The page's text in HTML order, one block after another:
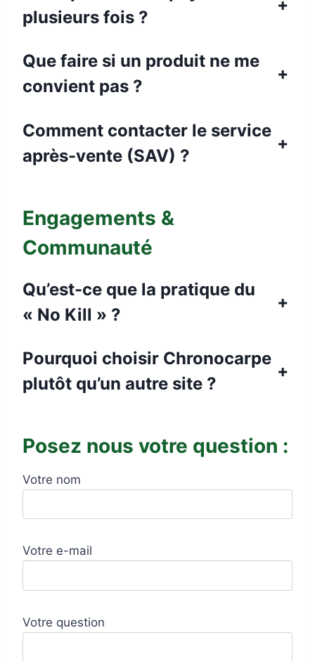
plusieurs fois ?
+
Que faire si un produit ne me
convient pas ?
+
Comment contacter le service
après-vente (SAV) ?
+
Engagements &
Communauté
Qu’est-ce que la pratique du
« No Kill » ?
+
Pourquoi choisir Chronocarpe
plutôt qu’un autre site ?
+
Posez nous votre question :
Votre nom
Votre e-mail
Votre question